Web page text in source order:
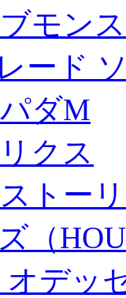
モン
ード
ダM
クス
トー
（
デッ